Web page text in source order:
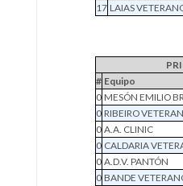
17 LAIAS
# Equipo
0 MESÓN EMILIO
0 RIBEIRO
0 A.A. CLINIC
0 CALDARIA
0 A.D.V. PANTÓN
0 BANDE